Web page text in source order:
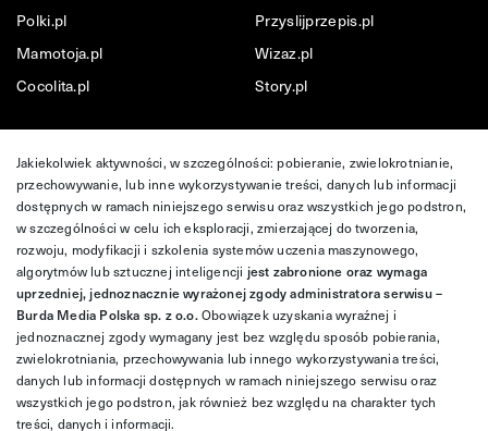
Polki.pl
Przyslijprzepis.pl
Mamotoja.pl
Wizaz.pl
Cocolita.pl
Story.pl
Jakiekolwiek aktywności, w szczególności: pobieranie, zwielokrotnianie,
przechowywanie, lub inne wykorzystywanie treści, danych lub informacji
dostępnych w ramach niniejszego serwisu oraz wszystkich jego podstron,
w szczególności w celu ich eksploracji, zmierzającej do tworzenia,
rozwoju, modyfikacji i szkolenia systemów uczenia maszynowego,
algorytmów lub sztucznej inteligencji jest zabronione oraz wymaga
uprzedniej, jednoznacznie wyrażonej zgody administratora serwisu –
Burda Media Polska sp. z o.o.Obowiązek uzyskania wyraźnej i
jednoznacznej zgody wymagany jest bez względu sposób pobierania,
zwielokrotniania, przechowywania lub innego wykorzystywania treści,
danych lub informacji dostępnych w ramach niniejszego serwisu oraz
wszystkich jego podstron, jak również bez względu na charakter tych
treści, danych i informacji.